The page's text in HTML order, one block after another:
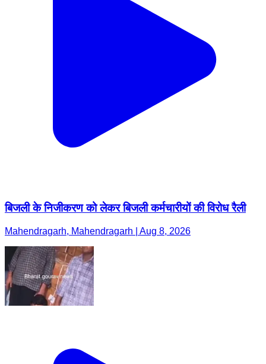
बिजली के निजीकरण को लेकर बिजली कर्मचारीयों की विरोध रैली
Mahendragarh, Mahendragarh | Aug 8, 2026